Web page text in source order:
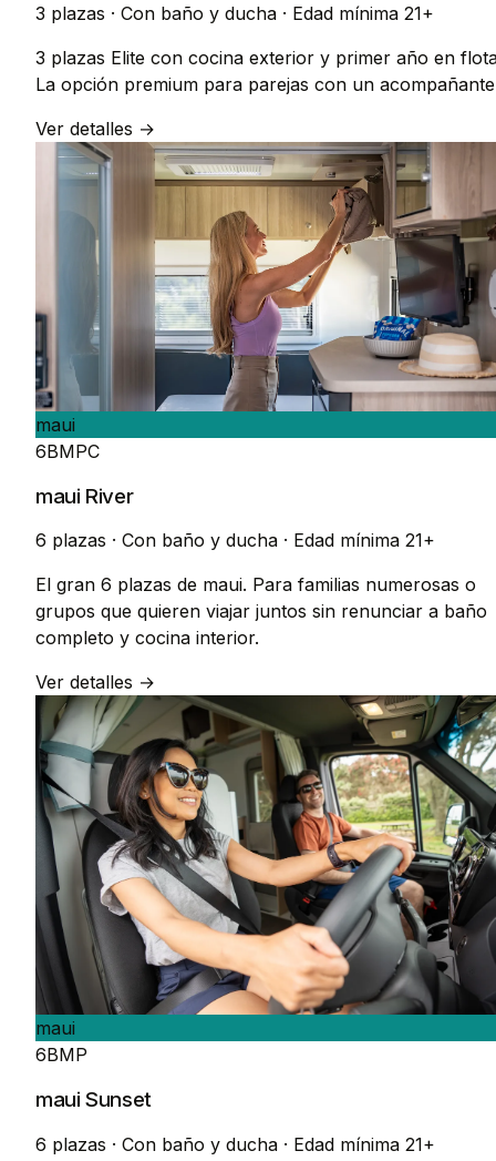
3 plazas · Con baño y ducha · Edad mínima 21+
3 plazas Elite con cocina exterior y primer año en
La opción premium para parejas con un
Ver detalles →
maui
6BMPC
maui River
6 plazas · Con baño y ducha · Edad mínima 21+
El gran 6 plazas de maui. Para familias numerosas o
grupos que quieren viajar juntos sin renunciar a baño
completo y cocina interior.
Ver detalles →
maui
6BMP
maui Sunset
6 plazas · Con baño y ducha · Edad mínima 21+